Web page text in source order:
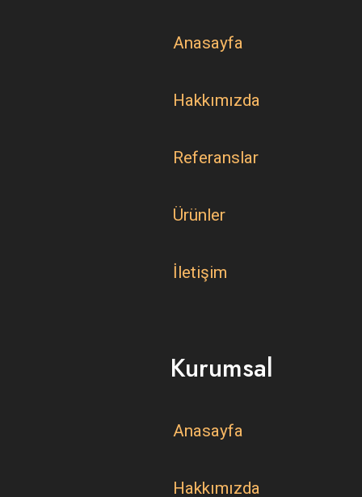
Anasayfa
Hakkımızda
Referanslar
Ürünler
İletişim
Kurumsal
Anasayfa
Hakkımızda